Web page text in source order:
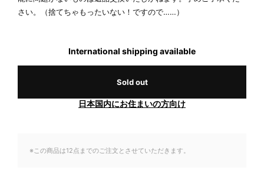
さい。（捨てちゃもったいない！ですので……）
International shipping available
Sold out
日本国内にお住まいの方向け
※この商品は12点までのご注文とさせていただきます。